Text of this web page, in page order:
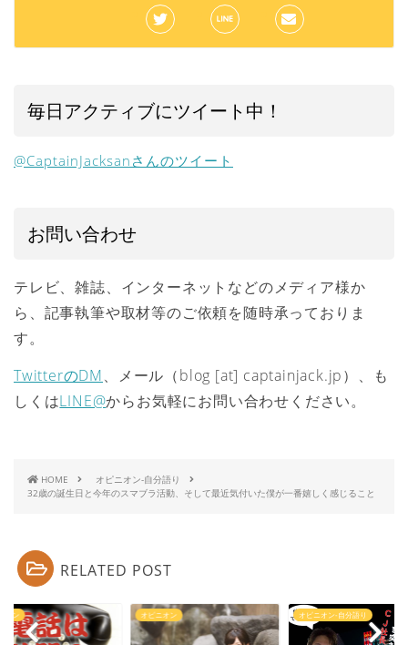
毎日アクティブにツイート中！
@CaptainJacksanさんのツイート
お問い合わせ
テレビ、雑誌、インターネットなどのメディア様か
ら、記事執筆や取材等のご依頼を随時承っておりま
す。
TwitterのDM、メール（blog [at] captainjack.jp）、も
しくはLINE@からお気軽にお問い合わせください。
HOME
オピニオン-自分語り
32歳の誕生日と今年のスマブラ活動、そして最近気付いた僕が一番嬉しく感じること
RELATED POST
オン オピニオン オピニオン-自分語り